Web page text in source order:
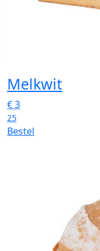
Melkwit
€3
25
Bestel